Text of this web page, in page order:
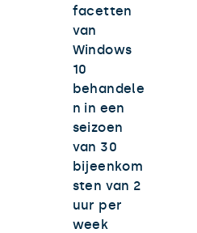
facetten
van
Windows
10
behandele
n in een
seizoen
van 30
bijeenkom
sten van 2
uur per
week